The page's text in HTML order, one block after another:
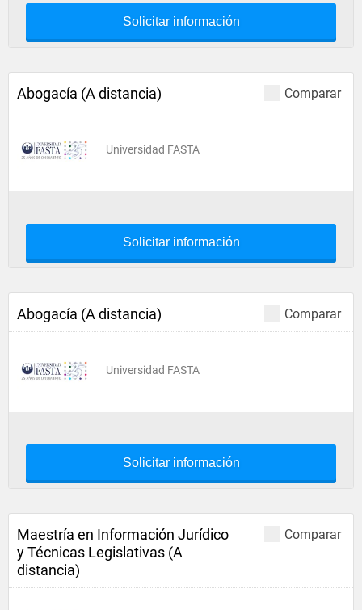
Solicitar información
Comparar
Abogacía (A distancia)
Universidad FASTA
Solicitar información
Comparar
Abogacía (A distancia)
Universidad FASTA
Solicitar información
Comparar
Maestría en Información Jurídico
y Técnicas Legislativas (A
distancia)